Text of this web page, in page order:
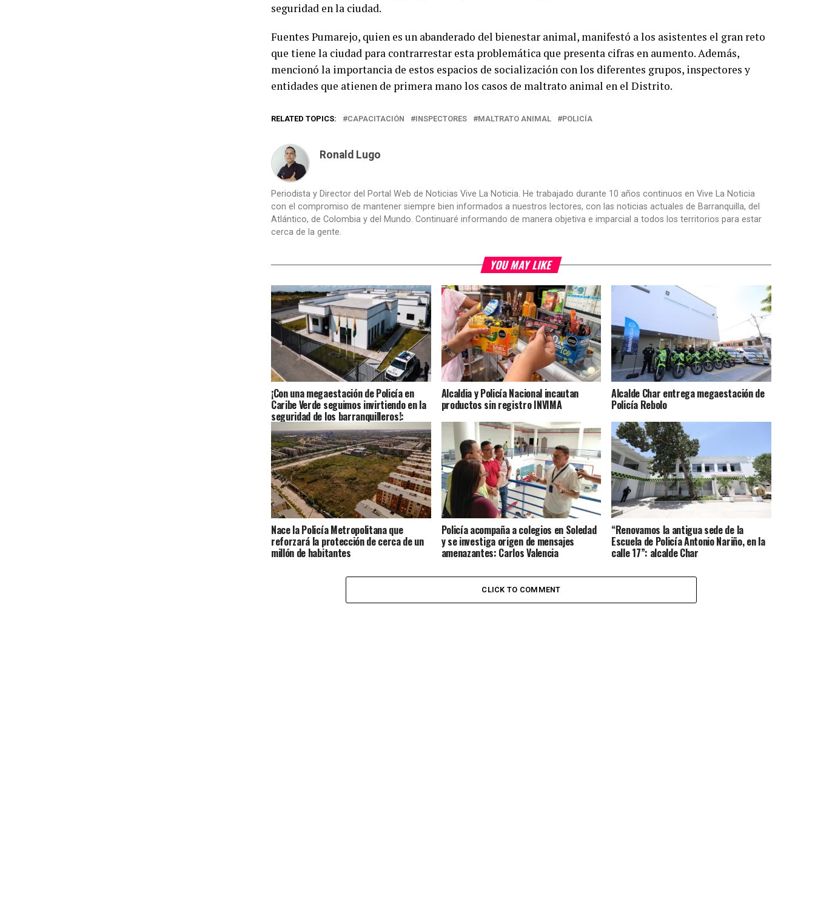
seguridad en la ciudad.
Fuentes Pumarejo, quien es un abanderado del bienestar animal, manifestó a los asistentes el gran reto
que tiene la ciudad para contrarrestar esta problemática que presenta cifras en aumento. Además,
mencionó la importancia de estos espacios de socialización con los diferentes grupos, inspectores y
entidades que atienen de primera mano los casos de maltrato animal en el Distrito.
RELATED TOPICS: CAPACITACIÓN INSPECTORES MALTRATO ANIMAL POLICÍA
Ronald Lugo
Periodista y Director del Portal Web de Noticias Vive La Noticia. He trabajado durante 10 años continuos en Vive La Noticia
con el compromiso de mantener siempre bien informados a nuestros lectores, con las noticias actuales de Barranquilla, del
Atlántico, de Colombia y del Mundo. Continuaré informando de manera objetiva e imparcial a todos los territorios para estar
cerca de la gente.
YOU MAY LIKE
¡Con una megaestación de Policía en
Caribe Verde seguimos invirtiendo en la
seguridad de los barranquilleros!:
Alcalde Char
Alcaldia y Policía Nacional incautan
productos sin registro INVIMA
Alcalde Char entrega megaestación de
Policía Rebolo
Nace la Policía Metropolitana que
reforzará la protección de cerca de un
millón de habitantes
Policía acompaña a colegios en Soledad
y se investiga origen de mensajes
amenazantes: Carlos Valencia
“Renovamos la antigua sede de la
Escuela de Policía Antonio Nariño, en la
calle 17”: alcalde Char
CLICK TO COMMENT